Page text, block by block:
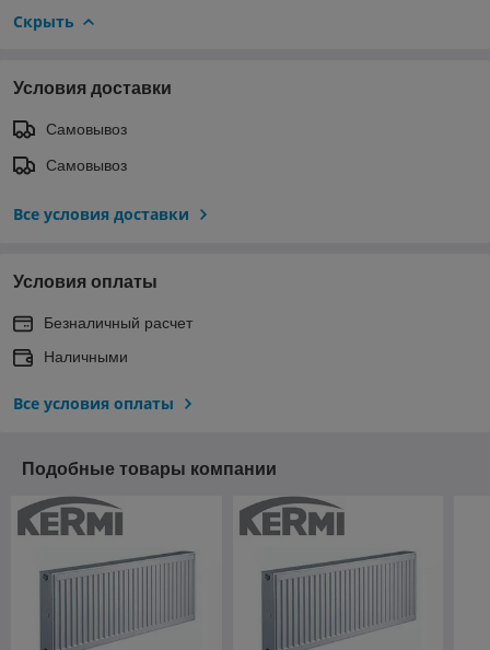
Скрыть
Условия доставки
Самовывоз
Самовывоз
Все условия доставки
Условия оплаты
Безналичный расчет
Наличными
Все условия оплаты
Подобные товары компании